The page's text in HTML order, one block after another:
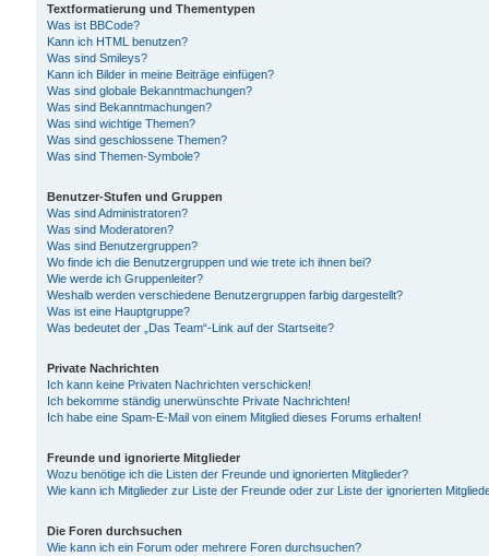
Textformatierung und Thementypen
Was ist BBCode?
Kann ich HTML benutzen?
Was sind Smileys?
Kann ich Bilder in meine Beiträge einfügen?
Was sind globale Bekanntmachungen?
Was sind Bekanntmachungen?
Was sind wichtige Themen?
Was sind geschlossene Themen?
Was sind Themen-Symbole?
Benutzer-Stufen und Gruppen
Was sind Administratoren?
Was sind Moderatoren?
Was sind Benutzergruppen?
Wo finde ich die Benutzergruppen und wie trete ich ihnen bei?
Wie werde ich Gruppenleiter?
Weshalb werden verschiedene Benutzergruppen farbig dargestellt?
Was ist eine Hauptgruppe?
Was bedeutet der „Das Team“-Link auf der Startseite?
Private Nachrichten
Ich kann keine Privaten Nachrichten verschicken!
Ich bekomme ständig unerwünschte Private Nachrichten!
Ich habe eine Spam-E-Mail von einem Mitglied dieses Forums erhalten!
Freunde und ignorierte Mitglieder
Wozu benötige ich die Listen der Freunde und ignorierten Mitglieder?
Wie kann ich Mitglieder zur Liste der Freunde oder zur Liste der ignorierten
Die Foren durchsuchen
Wie kann ich ein Forum oder mehrere Foren durchsuchen?